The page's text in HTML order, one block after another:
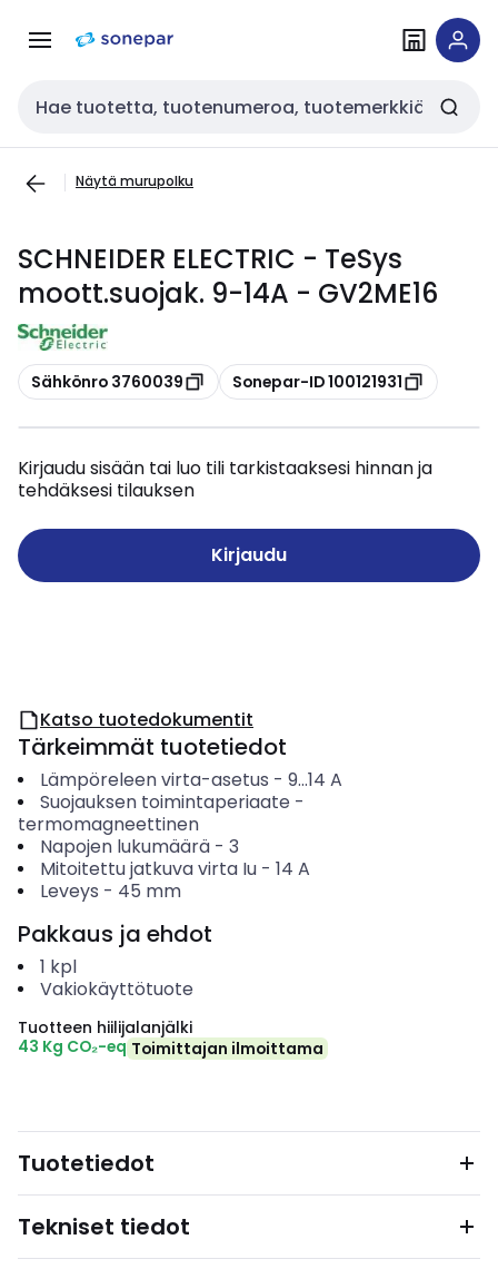
navigointiinsisältöön
Haku
Näytä murupolku
SCHNEIDER ELECTRIC - TeSys
moott.suojak. 9-14A - GV2ME16
Kopioi
Sähkönro 3760039 Kopioi
Sonepar-ID 100121931
Kirjaudu sisään tai luo tili tarkistaaksesi hinnan ja
tehdäksesi tilauksen
Kirjaudu
Katso tuotedokumentit
Tärkeimmät tuotetiedot
Lämpöreleen virta-asetus - 9...14 A
Suojauksen toimintaperiaate -
termomagneettinen
Napojen lukumäärä- 3
Mitoitettu jatkuva virta Iu- 14 A
Leveys - 45 mm
Pakkaus ja ehdot
1 kpl
Vakiokäyttötuote
Tuotteen hiilijalanjälki
43 Kg CO₂-eq Toimittajan ilmoittama
Tuotetiedot
Tekniset tiedot